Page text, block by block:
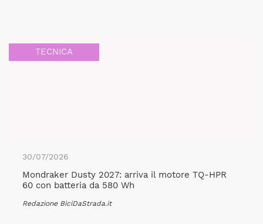
TECNICA
30/07/2026
Mondraker Dusty 2027: arriva il motore TQ-HPR
60 con batteria da 580 Wh
Redazione BiciDaStrada.it